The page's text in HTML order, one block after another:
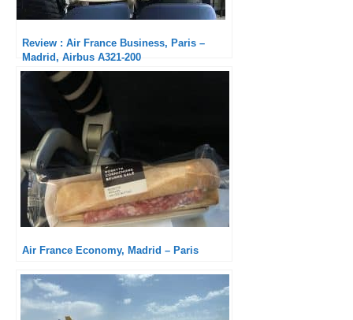
Review : Air France Business, Paris –
Madrid, Airbus A321-200
Air France Economy, Madrid – Paris